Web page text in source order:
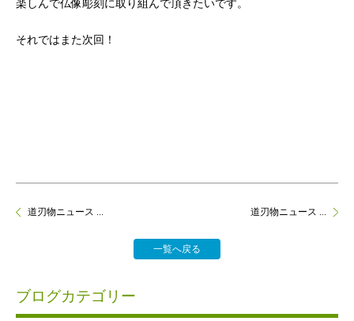
楽しんで仏像彫刻に取り組んで頂きたいです。
それではまた次回！
道刃物ニュース ...
一覧へ戻る
道刃物ニュース ...
ブログカテゴリー